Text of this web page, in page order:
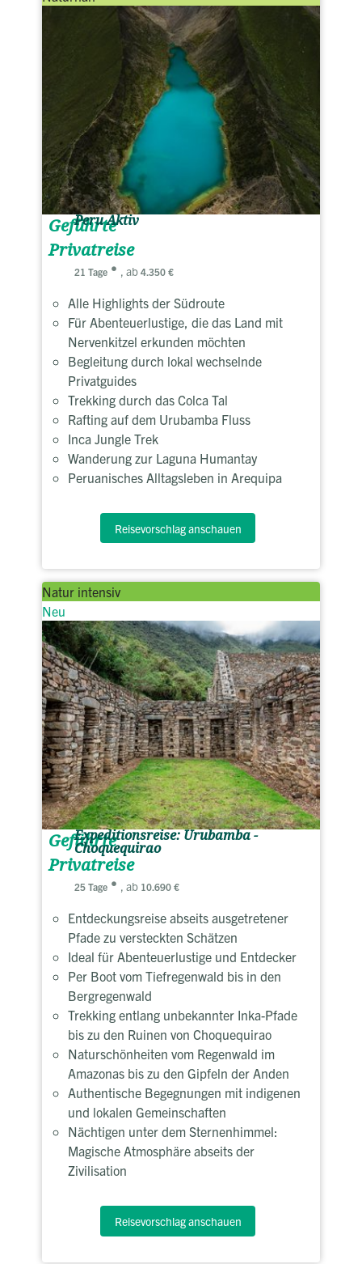
Geführte
Privatreise
Peru Aktiv
21 Tage , ab 4.350 €
Alle Highlights der Südroute
Für Abenteuerlustige, die das Land mit
Nervenkitzel erkunden möchten
Begleitung durch lokal wechselnde
Privatguides
Trekking durch das Colca Tal
Rafting auf dem Urubamba Fluss
Inca Jungle Trek
Wanderung zur Laguna Humantay
Peruanisches Alltagsleben in Arequipa
Reisevorschlag anschauen
Natur intensiv
Neu
Geführte
Privatreise
Expeditionsreise: Urubamba -
Choquequirao
25 Tage , ab 10.690 €
Entdeckungsreise abseits ausgetretener
Pfade zu versteckten Schätzen
Ideal für Abenteuerlustige und Entdecker
Per Boot vom Tiefregenwald bis in den
Bergregenwald
Trekking entlang unbekannter Inka-Pfade
bis zu den Ruinen von Choquequirao
Naturschönheiten vom Regenwald im
Amazonas bis zu den Gipfeln der Anden
Authentische Begegnungen mit indigenen
und lokalen Gemeinschaften
Nächtigen unter dem Sternenhimmel:
Magische Atmosphäre abseits der
Zivilisation
Reisevorschlag anschauen